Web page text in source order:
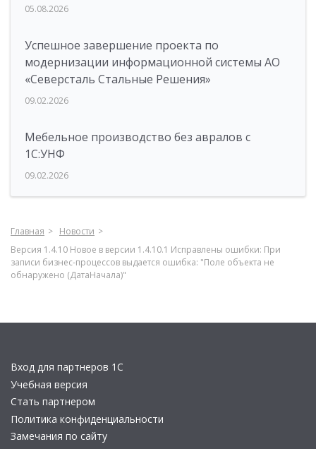
05.08.2026
Успешное завершение проекта по
модернизации информационной системы АО
«Северсталь Стальные Решения»
09.02.2026
Мебельное производство без авралов с
1С:УНФ
09.02.2026
Главная
Новости
Версия 1.4.10 Новое в версии 1.4.10.1 Исправлены ошибки: При
записи бизнес-процессов выдается ошибка: "Поле объекта не
обнаружено (ДатаНачала)"
Вход для партнеров 1С
Учебная версия
Стать партнером
Политика конфиденциальности
Замечания по сайту